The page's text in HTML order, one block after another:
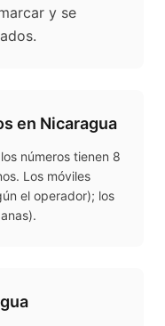
y se
en Nicaragua
números tienen 8
Los móviles
el operador); los